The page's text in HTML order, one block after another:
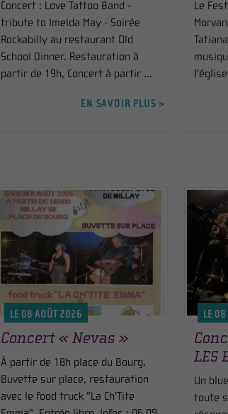
Concert : Love Tattoo Band -
tribute to Imelda May - Soirée
Rockabilly au restaurant Old
School Dinner. Restauration à
partir de 19h, Concert à partir ...
EN SAVOIR PLUS >
Le
LE 08 AOÛT 2026
Concert « Nevas »
À partir de 18h place du Bourg.
Buvette sur place, restauration
avec le food truck "La Ch'Tite
LE
LES
Un
toute